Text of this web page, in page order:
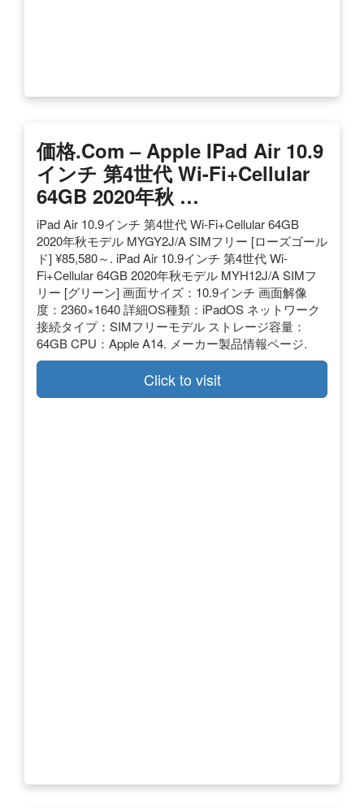
価格.com – Apple IPad Air 10.9
インチ 第4世代 Wi-Fi+Cellular
64GB 2020年秋 …
iPad Air 10.9インチ 第4世代 Wi-Fi+Cellular 64GB
2020年秋モデル MYGY2J/A SIMフリー [ローズゴール
ド] ¥85,580～. iPad Air 10.9インチ 第4世代 Wi-
Fi+Cellular 64GB 2020年秋モデル MYH12J/A SIMフ
リー [グリーン] 画面サイズ：10.9インチ 画面解像
度：2360×1640 詳細OS種類：iPadOS ネットワーク
接続タイプ：SIMフリーモデル ストレージ容量：
64GB CPU：Apple A14. メーカー製品情報ページ.
Click to visit